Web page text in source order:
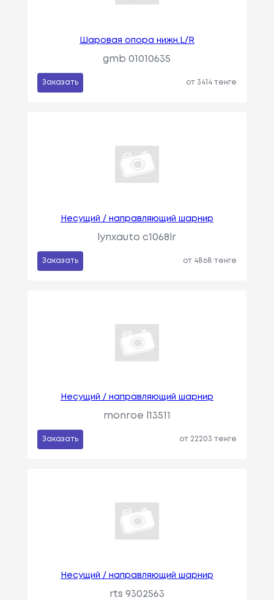
Шаровая опора нижн.L/R
gmb 01010635
Заказать от 3414 тенге
Несущий / направляющий шарнир
lynxauto c1068lr
Заказать от 4868 тенге
Несущий / направляющий шарнир
monroe l13511
Заказать от 22203 тенге
Несущий / направляющий шарнир
rts 9302563